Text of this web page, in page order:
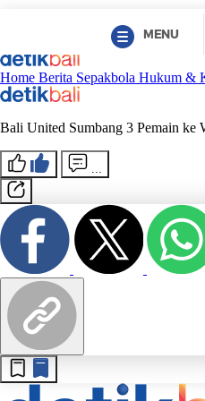
MENU
Home Berita Sepakbola Hukum &
Bali United Sumbang 3 Pemain ke
...